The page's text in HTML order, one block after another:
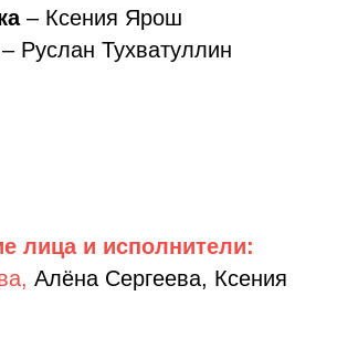
– Ксения Ярош
– Руслан Тухватуллин
лица и исполнители:
Алёна Сергеева, Ксения